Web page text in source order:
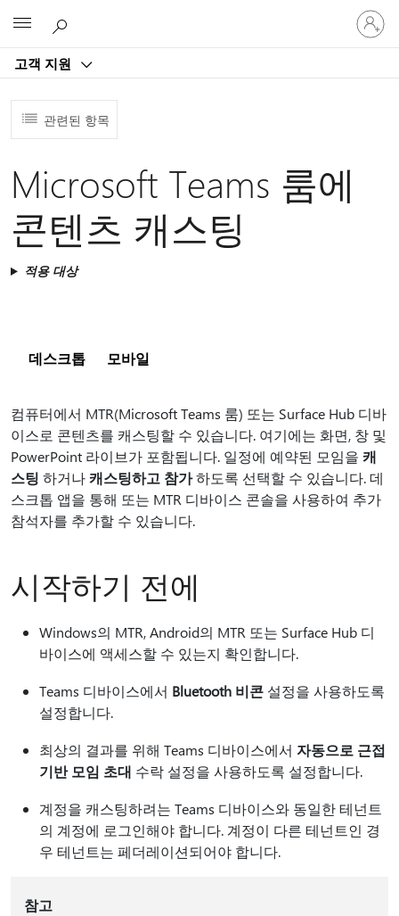
고객 지원
귀
하
계
관련된 항목
Microsoft Teams 룸에
콘텐츠 캐스팅
적용 대상
데스크톱 모바일
컴퓨터에서 MTR(Microsoft Teams 룸) 또는 Surface Hub 디바
이스로 콘텐츠를 캐스팅할 수 있습니다. 여기에는 화면, 창 및
PowerPoint 라이브가 포함됩니다. 일정에 예약된 모임을 캐
스팅 하거나캐스팅하고 참가하도록 선택할 수 있습니다. 데
스크톱 앱을 통해 또는 MTR 디바이스 콘솔을 사용하여 추가
참석자를 추가할 수 있습니다.
시작하기 전에
Windows의 MTR, Android의 MTR 또는 Surface Hub 디
바이스에 액세스할 수 있는지 확인합니다.
Teams 디바이스에서 Bluetooth 비콘 설정을 사용하도록
설정합니다.
최상의 결과를 위해 Teams 디바이스에서 자동으로 근접
기반 모임 초대 수락 설정을 사용하도록 설정합니다.
계정을 캐스팅하려는 Teams 디바이스와 동일한 테넌트
의 계정에 로그인해야 합니다. 계정이 다른 테넌트인 경
우 테넌트는 페더레이션되어야 합니다.
참고